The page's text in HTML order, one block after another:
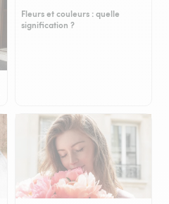
Fleurs et couleurs : quelle
signification ?